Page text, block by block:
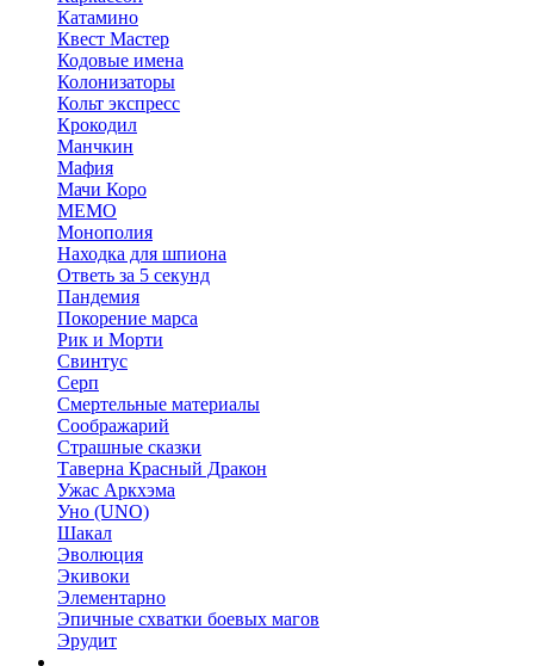
Катамино
Квест Мастер
Кодовые имена
Колонизаторы
Кольт экспресс
Крокодил
Манчкин
Мафия
Мачи Коро
МЕМО
Монополия
Находка для шпиона
Ответь за 5 секунд
Пандемия
Покорение марса
Рик и Морти
Свинтус
Серп
Смертельные материалы
Соображарий
Страшные сказки
Таверна Красный Дракон
Ужас Аркхэма
Уно (UNO)
Шакал
Эволюция
Экивоки
Элементарно
Эпичные схватки боевых магов
Эрудит